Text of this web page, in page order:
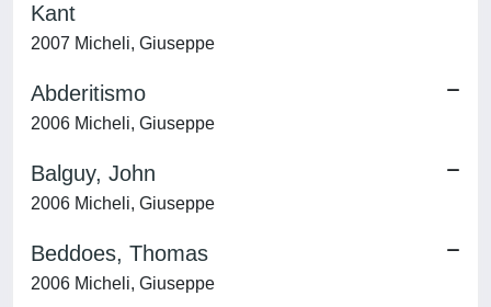
Kant
2007 Micheli, Giuseppe
Abderitismo
2006 Micheli, Giuseppe
Balguy, John
2006 Micheli, Giuseppe
Beddoes, Thomas
2006 Micheli, Giuseppe